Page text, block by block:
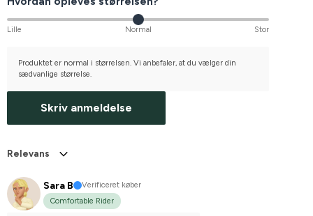
Lille Normal Stor
Produktet er normal i størrelsen. Vi anbefaler, at du vælger din
sædvanlige størrelse.
Skriv anmeldelse
Relevans
Sara B
Verificeret køber
Comfortable Rider